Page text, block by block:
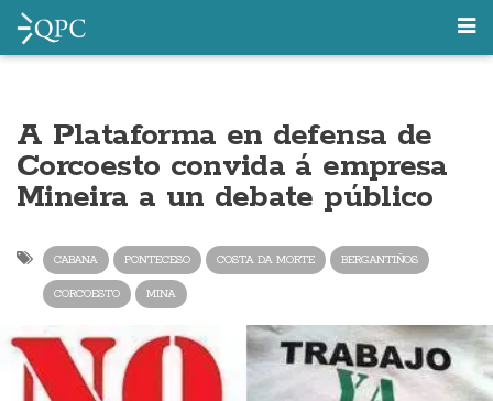
A Plataforma en defensa de
Corcoesto convida á empresa
Mineira a un debate público
CABANA PONTECESO COSTA DA MORTE BERGANTIÑOS
CORCOESTO MINA